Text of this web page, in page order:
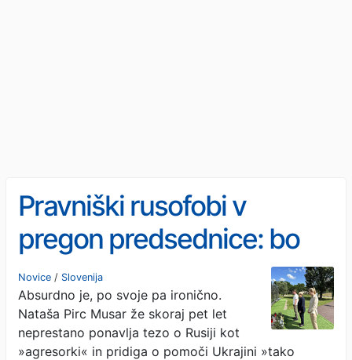
Pravniški rusofobi v
pregon predsednice: bo
Pirc Musarjevo doletela
ustavna obtožba, ker se
pogovarja z - Rusinjo?
Novice / Slovenija
Absurdno je, po svoje pa ironično.
Nataša Pirc Musar že skoraj pet let
neprestano ponavlja tezo o Rusiji kot
»agresorki« in pridiga o pomoči Ukrajini »tako